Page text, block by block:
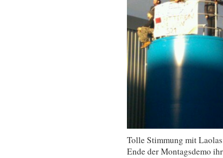
Tolle Stimmung mit
Ende der Montagsdemo